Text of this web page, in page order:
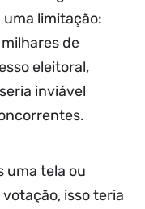
limitação:
de
eleitoral,
inviável
uma tela ou
isso teria